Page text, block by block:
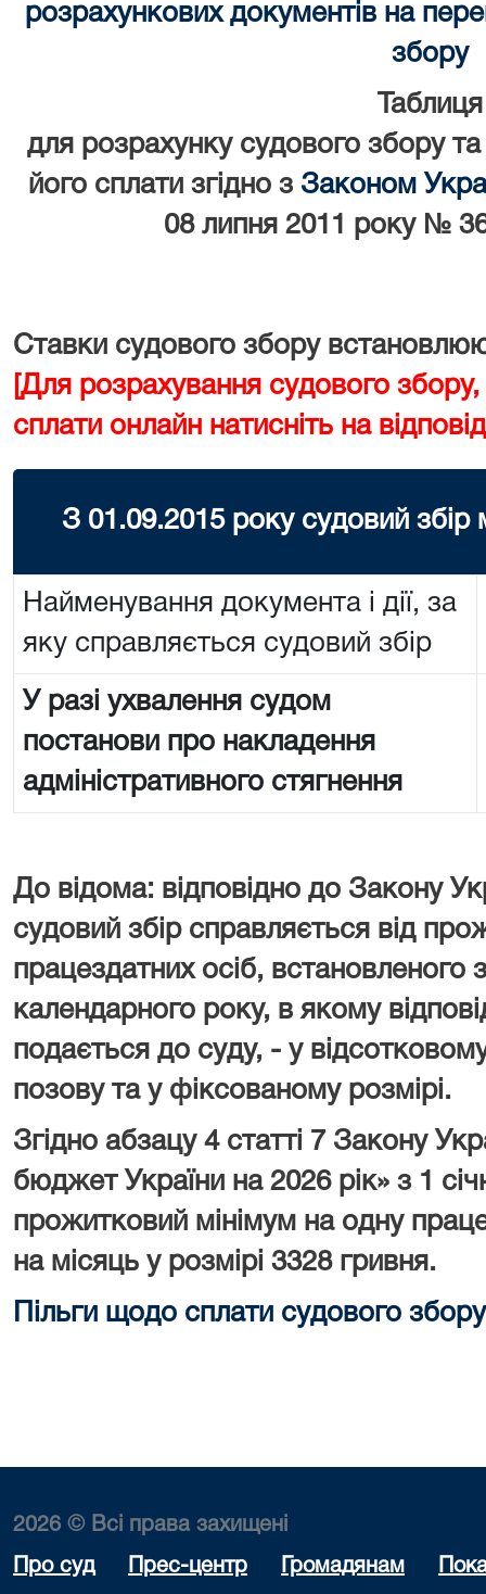
розрахункових документів на
збору
Таблиця
для розрахунку судового збору
його сплати згідно з Законом
08 липня 2011 року №
Ставки судового збору
[Для розрахування судового
сплати онлайн натисніть на
З 01.09.2015 року судовий
Найменування документа і дії, за
яку справляється судовий збір
У разі ухвалення судом
постанови про накладення
адміністративного стягнення
До відома: відповідно до Закону
судовий збір справляється від
працездатних осіб, встановленого
календарного року, в якому
подається до суду, - у
позову та у фіксованому розмірі.
Згідно абзацу 4 статті 7 Закону
бюджет України на 2026 рік» з 1
прожитковий мінімум на одну
на місяць у розмірі 3328 гривня.
Пільги щодо сплати судового збору
2026 © Всі права захищені
Про суд Прес-центр Громадянам